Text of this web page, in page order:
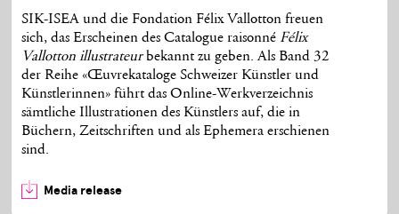
SIK-ISEA und die Fondation Félix Vallotton freuen
sich, das Erscheinen des Catalogue raisonné Félix
Vallotton illustrateurbekannt zu geben. Als Band 32
der Reihe «Œuvrekataloge Schweizer Künstler und
Künstlerinnen» führt das Online-Werkverzeichnis
sämtliche Illustrationen des Künstlers auf, die in
Büchern, Zeitschriften und als Ephemera erschienen
sind.
Media release